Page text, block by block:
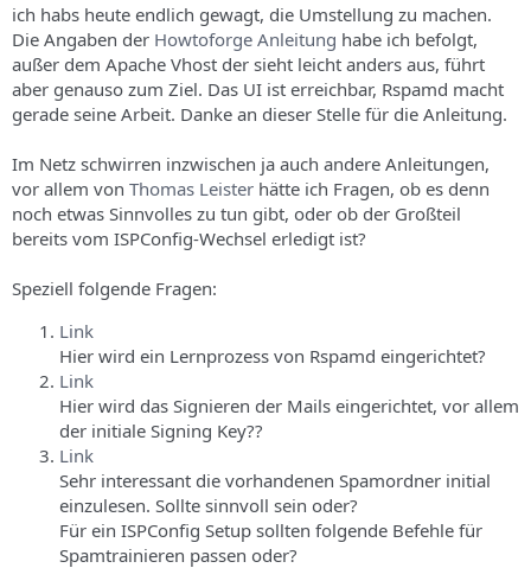
s
T
h
e
m
d
a
t
u
m
ich habs heute endlich gewagt, die Umstellung zu machen.
Die Angaben der Howtoforge Anleitung habe ich befolgt,
außer dem Apache Vhost der sieht leicht anders aus, führt
aber genauso zum Ziel. Das UI ist erreichbar, Rspamd macht
gerade seine Arbeit. Danke an dieser Stelle für die Anleitung.
Im Netz schwirren inzwischen ja auch andere Anleitungen,
vor allem von Thomas Leister hätte ich Fragen, ob es denn
noch etwas Sinnvolles zu tun gibt, oder ob der Großteil
bereits vom ISPConfig-Wechsel erledigt ist?
Speziell folgende Fragen:
Link
Hier wird ein Lernprozess von Rspamd eingerichtet?
Link
Hier wird das Signieren der Mails eingerichtet, vor allem
der initiale Signing Key??
Link
Sehr interessant die vorhandenen Spamordner initial
einzulesen. Sollte sinnvoll sein oder?
Für ein ISPConfig Setup sollten folgende Befehle für
Spamtrainieren passen oder?